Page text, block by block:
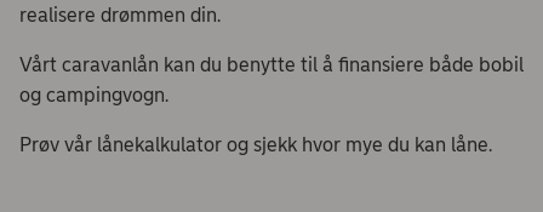
realisere drømmen din.
Vårt caravanlån kan du benytte til å finansiere både bobil
og campingvogn.
Prøv vår lånekalkulator og sjekk hvor mye du kan låne.